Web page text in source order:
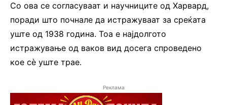
Со ова се согласуваат и научниците од Харвард,
поради што почнале да истражуваат за среќата
уште од 1938 година. Тоа е најдолгото
истражување од ваков вид досега спроведено
кое сè уште трае.
Реклама